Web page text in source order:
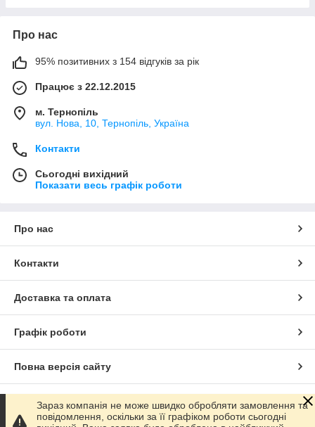
Про нас
95% позитивних з 154 відгуків за рік
Працює з 22.12.2015
м. Тернопіль
вул. Нова, 10, Тернопіль, Україна
Контакти
Сьогодні вихідний
Показати весь графік роботи
Про нас
Контакти
Доставка та оплата
Графік роботи
Повна версія сайту
Сайт створено на маркетплейсі Prom.ua
Зараз компанія не може швидко обробляти замовлення та
повідомлення, оскільки за її графіком роботи сьогодні